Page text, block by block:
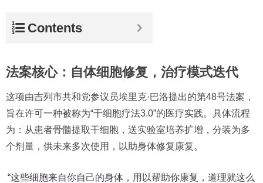
Contents
法案核心：自体细胞修复，治疗模式迭代
这项由吉列市共和党参议员埃里克·巴洛提出的第48号法案，
旨在许可一种被称为“干细胞疗法3.0”的医疗实践。具体流程
为：从患者骨髓提取干细胞，送实验室培养扩增，分装为多
个剂量，供未来多次使用，以助身体修复康复。
“这些细胞来自你自己的身体，用以帮助你康复，道理就这么